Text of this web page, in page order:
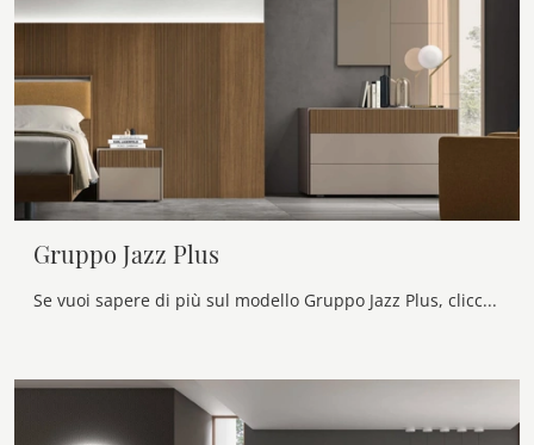
Gruppo Jazz Plus
Se vuoi sapere di più sul modello Gruppo Jazz Plus, clicca e scopri i Comodini e comò Maronese ideali per la tua camera da letto.